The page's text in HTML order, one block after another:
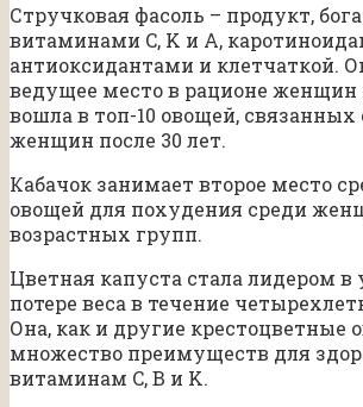
Стручковая фасоль – продукт,
витаминами C, K и A,
антиоксидантами и клетчаткой.
ведущее место в рационе женщин
вошла в топ-10 овощей, связанных
женщин после 30 лет.
Кабачок занимает второе место
овощей для похудения среди
возрастных групп.
Цветная капуста стала лидером в
потере веса в течение
Она, как и другие крестоцветные
множество преимуществ для
витаминам C, B и K.